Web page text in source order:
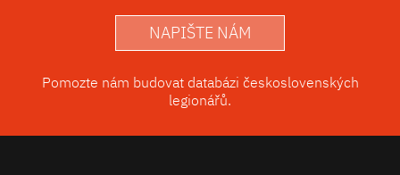
NAPIŠTE NÁM
Pomozte nám budovat databázi československých
legionářů.